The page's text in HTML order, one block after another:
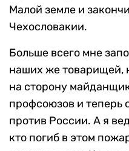
Малой земле и
Чехословакии.
Больше всего мне
наших же товарищей,
на сторону
профсоюзов и теперь
против России. А я
кто погиб в этом